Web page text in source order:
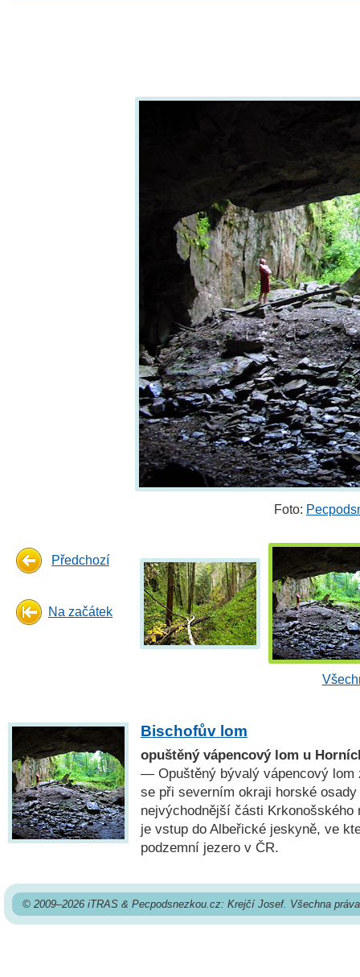
Foto:
Předchozí
Na začátek
Bischofův lom
opuštěný vápencový lom u
— Opuštěný bývalý vápencový lom
se při severním okraji horské
nejvýchodnější části Krkonošského
je vstup do Albeřické jeskyně, ve
podzemní jezero v ČR.
© 2009–2026 iTRAS & Pecpodsnezkou.cz: Krejčí Josef. Všechna